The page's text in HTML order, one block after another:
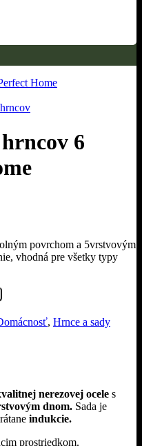
6
povrchom a 5vrstvovým
vhodná pre všetky typy
, Hrnce a sady
nerezovej ocele s
dnom. Sada je
indukcie.
prostriedkom.